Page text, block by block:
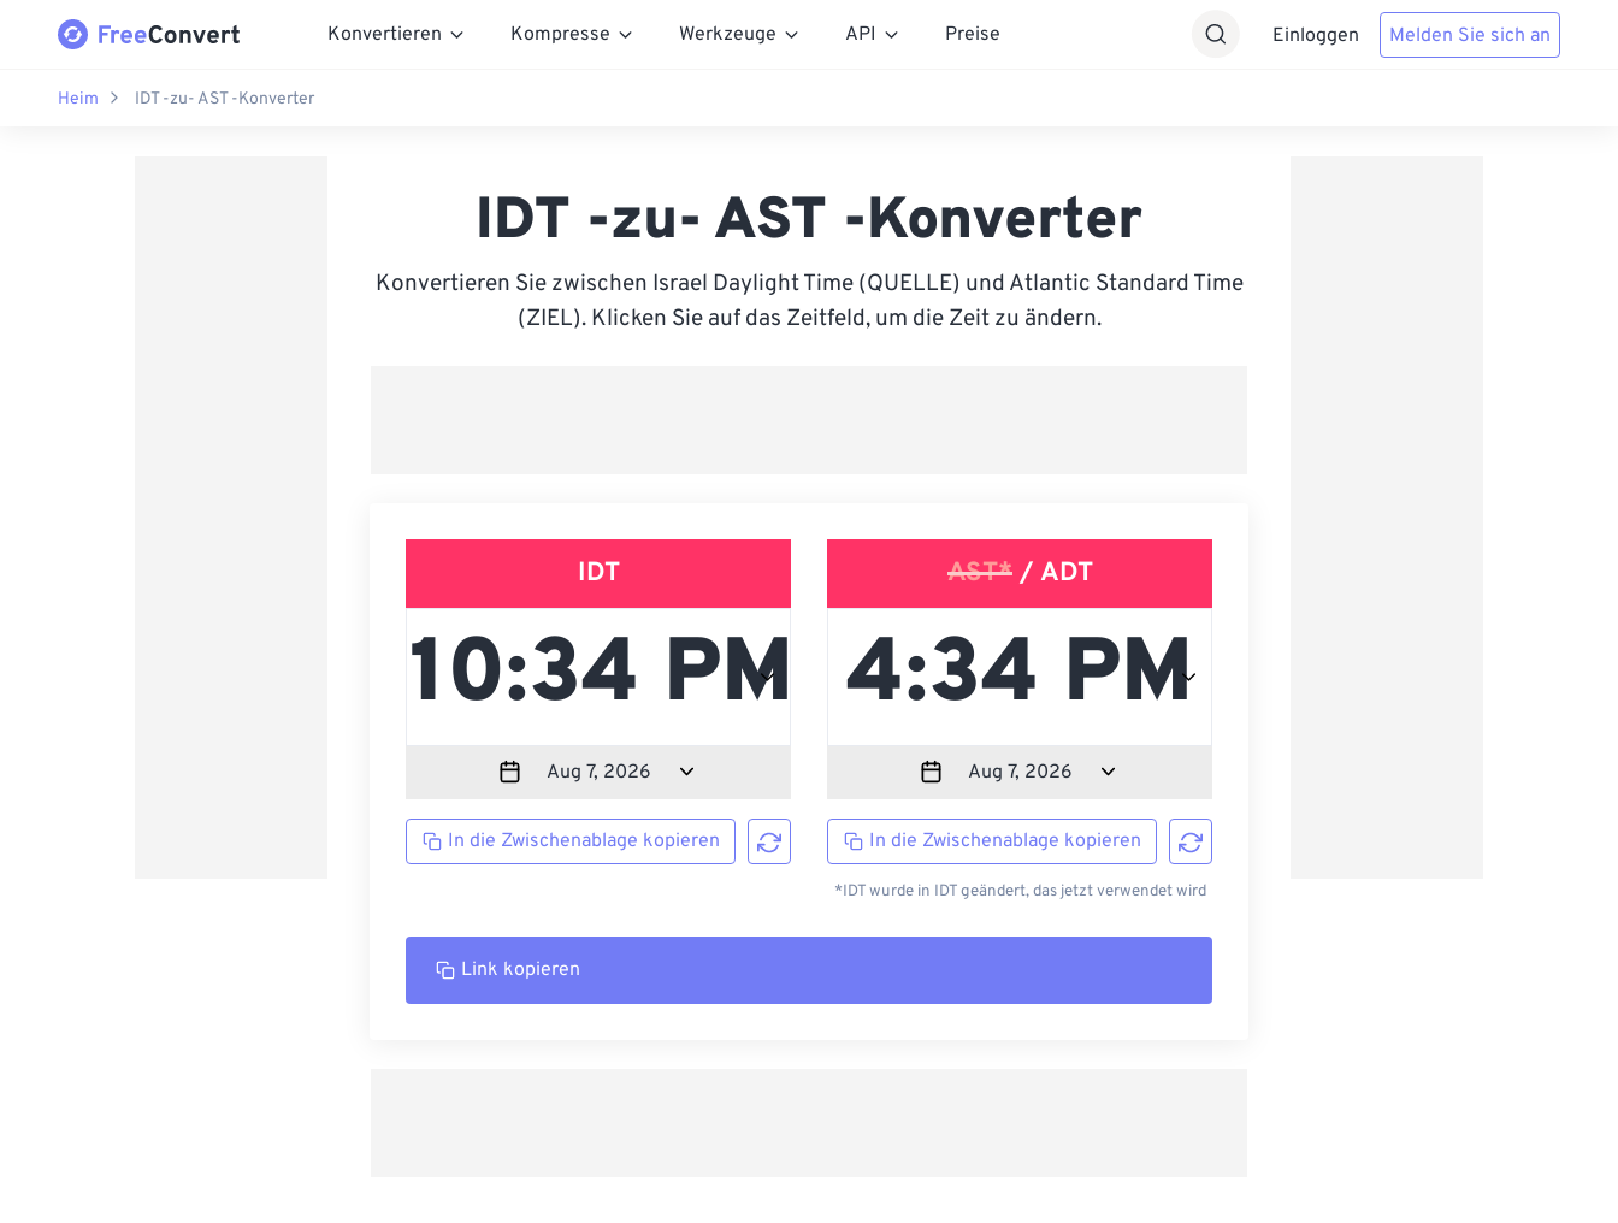
Konvertieren Kompresse Werkzeuge API Preise Einloggen Melden Sie sich an
Heim IDT -zu- AST -Konverter
IDT -zu- AST -Konverter
Konvertieren Sie zwischen Israel Daylight Time (QUELLE) und Atlantic Standard Time
(ZIEL). Klicken Sie auf das Zeitfeld, um die Zeit zu ändern.
IDT
In die Zwischenablage kopieren
AST*/ ADT
In die Zwischenablage kopieren
*IDT wurde in IDT geändert, das jetzt verwendet wird
Link kopieren